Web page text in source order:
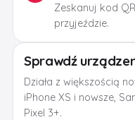
Zeskanuj kod
przyjeździe.
Sprawdź
Działa z większością
iPhone XS i nowsze,
Pixel 3+.